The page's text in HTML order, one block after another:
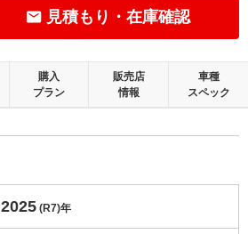
見積もり・在庫確認
購入
プラン
販売店
情報
車種
スペック
2025 (R7)年